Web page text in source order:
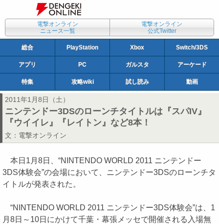
電撃オンライン
ニュース一覧
電撃オンライン
公式Twitter
総合 PlayStation Xbox Switch/3DS
アプリ PC ガルスタ アーケード
特集 攻略wiki 試し読み 動画
2011年1月8日（土）
ニンテンドー3DSのローンチタイトルは『スパIV』
『ウイイレ』『レイトン』など8本！
文： 電撃オンライン
本日1月8日、“NINTENDO WORLD 2011 ニンテンドー
3DS体験会”の会場において、ニンテンドー3DSのローンチタ
イトルが発表された。
“NINTENDO WORLD 2011 ニンテンドー3DS体験会”は、1
月8日～10日にかけて千葉・幕張メッセで開催される入場無